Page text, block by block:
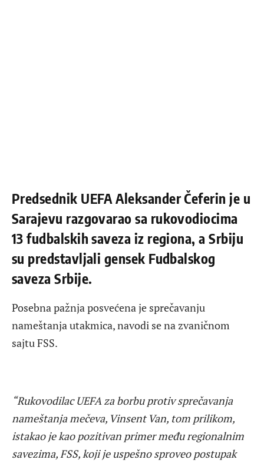
Predsednik UEFA Aleksander Čeferin je u
Sarajevu razgovarao sa rukovodiocima
13 fudbalskih saveza iz regiona, a Srbiju
su predstavljali gensek Fudbalskog
saveza Srbije.
Posebna pažnja posvećena je sprečavanju
nameštanja utakmica, navodi se na zvaničnom
sajtu FSS.
“Rukovodilac UEFA za borbu protiv sprečavanja
nameštanja mečeva, Vinsent Van, tom prilikom,
istakao je kao pozitivan primer među regionalnim
savezima, FSS, koji je uspešno sproveo postupak